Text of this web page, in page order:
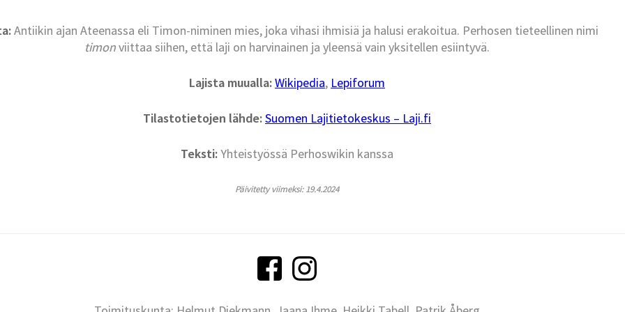
Antiikin ajan Ateenassa eli Timon-niminen mies, joka vihasi ihmisiä ja halusi erakoitua. Perhosen tieteellinen nimi
timonviittaa siihen, että laji on harvinainen ja yleensä vain yksitellen esiintyvä.
Lajista muualla:Wikipedia, Lepiforum
Tilastotietojen lähde:Suomen Lajitietokeskus – Laji.fi
Teksti:Yhteistyössä Perhoswikin kanssa
Päivitetty viimeksi: 19.4.2024